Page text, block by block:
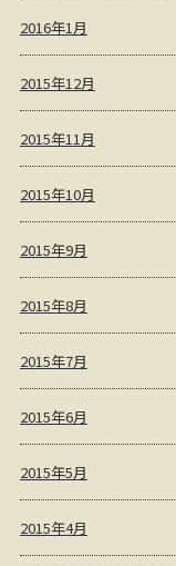
2016年1月
2015年12月
2015年11月
2015年10月
2015年9月
2015年8月
2015年7月
2015年6月
2015年5月
2015年4月